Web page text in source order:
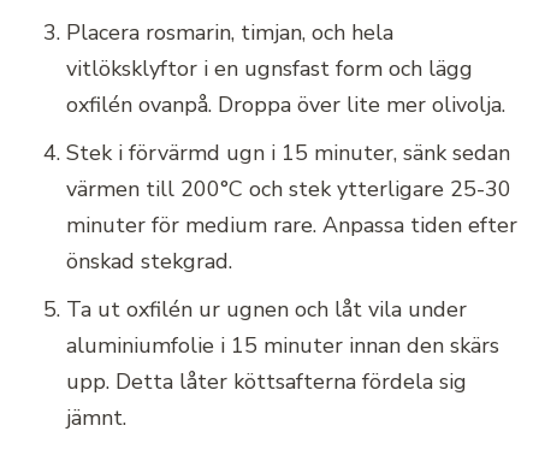
Placera rosmarin, timjan, och hela
vitlöksklyftor i en ugnsfast form och lägg
oxfilén ovanpå. Droppa över lite mer olivolja.
Stek i förvärmd ugn i 15 minuter, sänk sedan
värmen till 200°C och stek ytterligare 25-30
minuter för medium rare. Anpassa tiden efter
önskad stekgrad.
Ta ut oxfilén ur ugnen och låt vila under
aluminiumfolie i 15 minuter innan den skärs
upp. Detta låter köttsafterna fördela sig
jämnt.